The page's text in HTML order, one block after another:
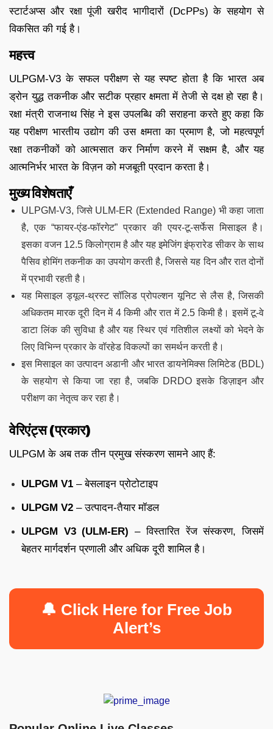
स्टार्टअप्स और रक्षा पूंजी खरीद भागीदारों (DcPPs) के सहयोग से
विकसित की गई है।
महत्त्व
ULPGM-V3 के सफल परीक्षण से यह स्पष्ट होता है कि भारत अब
ड्रोन युद्ध तकनीक और सटीक प्रहार क्षमता में तेजी से दक्ष हो रहा है।
रक्षा मंत्री राजनाथ सिंह ने इस उपलब्धि की सराहना करते हुए कहा कि
यह परीक्षण भारतीय उद्योग की उस क्षमता का प्रमाण है, जो महत्वपूर्ण
रक्षा तकनीकों को आत्मसात कर निर्माण करने में सक्षम है, और यह
आत्मनिर्भर भारत के विज़न को मजबूती प्रदान करता है।
मुख्य विशेषताएँ
ULPGM-V3, जिसे ULM-ER (Extended Range) भी कहा जाता
है, एक “फायर-एंड-फॉरगेट” प्रकार की एयर-टू-सर्फेस मिसाइल है।
इसका वजन 12.5 किलोग्राम है और यह इमेजिंग इंफ्रारेड सीकर के साथ
पैसिव होमिंग तकनीक का उपयोग करती है, जिससे यह दिन और रात दोनों
में प्रभावी रहती है।
यह मिसाइल ड्यूल-थ्रस्ट सॉलिड प्रोपल्शन यूनिट से लैस है, जिसकी
अधिकतम मारक दूरी दिन में 4 किमी और रात में 2.5 किमी है। इसमें टू-वे
डाटा लिंक की सुविधा है और यह स्थिर एवं गतिशील लक्ष्यों को भेदने के
लिए विभिन्न प्रकार के वॉरहेड विकल्पों का समर्थन करती है।
इस मिसाइल का उत्पादन अडानी और भारत डायनेमिक्स लिमिटेड (BDL)
के सहयोग से किया जा रहा है, जबकि DRDO इसके डिज़ाइन और
परीक्षण का नेतृत्व कर रहा है।
वेरिएंट्स (प्रकार)
ULPGM के अब तक तीन प्रमुख संस्करण सामने आए हैं:
ULPGM V1 – बेसलाइन प्रोटोटाइप
ULPGM V2 – उत्पादन-तैयार मॉडल
ULPGM V3 (ULM-ER) – विस्तारित रेंज संस्करण, जिसमें
बेहतर मार्गदर्शन प्रणाली और अधिक दूरी शामिल है।
🔔 Click Here for Free Job
Alert’s